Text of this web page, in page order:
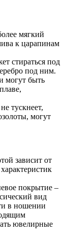
мягкий
к царапинам
стираться под
под ним.
могут быть
тускнеет,
могут
зависит от
покрытие –
вид
в ношении
ювелирные